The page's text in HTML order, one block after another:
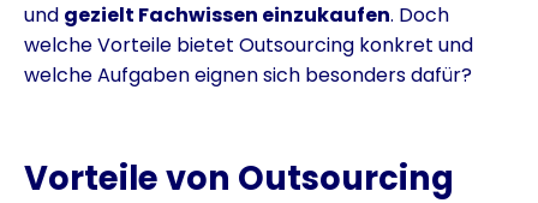
und gezielt Fachwissen einzukaufen. Doch
welche Vorteile bietet Outsourcing konkret und
welche Aufgaben eignen sich besonders dafür?
Vorteile von Outsourcing